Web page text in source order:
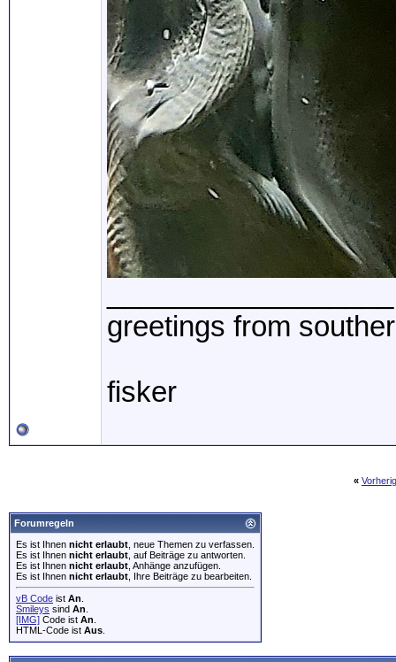
greetings from
fisker
«
Forumregeln
Es ist Ihnen nicht erlaubt , neue Themen zu verfassen.
Es ist Ihnen nicht erlaubt , auf Beiträge zu antworten.
Es ist Ihnen nicht erlaubt , Anhänge anzufügen.
Es ist Ihnen nicht erlaubt , Ihre Beiträge zu bearbeiten.
vB Code ist An
Smileys sind An
[IMG] Code ist An
HTML-Code ist Aus